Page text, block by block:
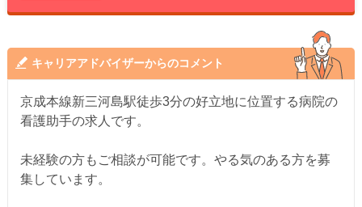
キャリアアドバイザーからのコメント
京成本線新三河島駅徒歩3分の好立地に位置する病院の
看護助手の求人です。
未経験の方もご相談が可能です。やる気のある方を募
集しています。